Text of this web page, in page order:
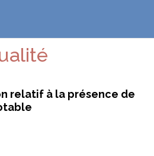
relatif à la présence de